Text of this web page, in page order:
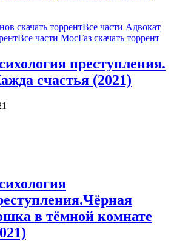
скачать торрентВсе части Адвокат
Все части МосГаз скачать торрент
преступления.
счастья (2021)
в тёмной комнате